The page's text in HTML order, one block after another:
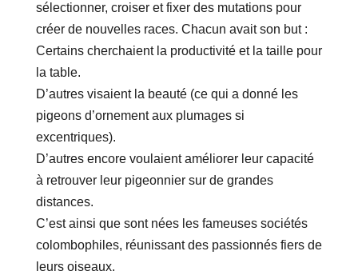
sélectionner, croiser et fixer des mutations pour
créer de nouvelles races. Chacun avait son but :
Certains cherchaient la productivité et la taille pour
la table.
D’autres visaient la beauté (ce qui a donné les
pigeons d’ornement aux plumages si
excentriques).
D’autres encore voulaient améliorer leur capacité
à retrouver leur pigeonnier sur de grandes
distances.
C’est ainsi que sont nées les fameuses sociétés
colombophiles, réunissant des passionnés fiers de
leurs oiseaux.